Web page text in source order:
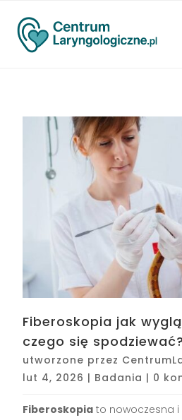
Fiberoskopia jak
czego się spodziewać?
utworzone przez
lut 4, 2026 | Badania | 0
Fiberoskopia to nowoczesna